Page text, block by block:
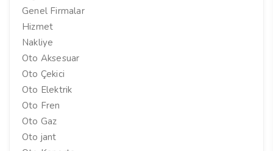
Genel Firmalar
Hizmet
Nakliye
Oto Aksesuar
Oto Çekici
Oto Elektrik
Oto Fren
Oto Gaz
Oto jant